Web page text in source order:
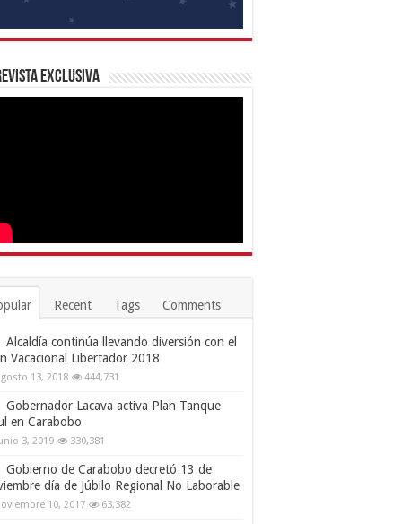
Exclusiva
Recent Tags Comments
Alcaldía continúa llevando diversión con el
Vacacional Libertador 2018
13, 2018 444,731
Gobernador Lacava activa Plan Tanque
en Carabobo
3, 2019 330,381
Gobierno de Carabobo decretó 13 de
día de Júbilo Regional No Laborable
10, 2017 63,382